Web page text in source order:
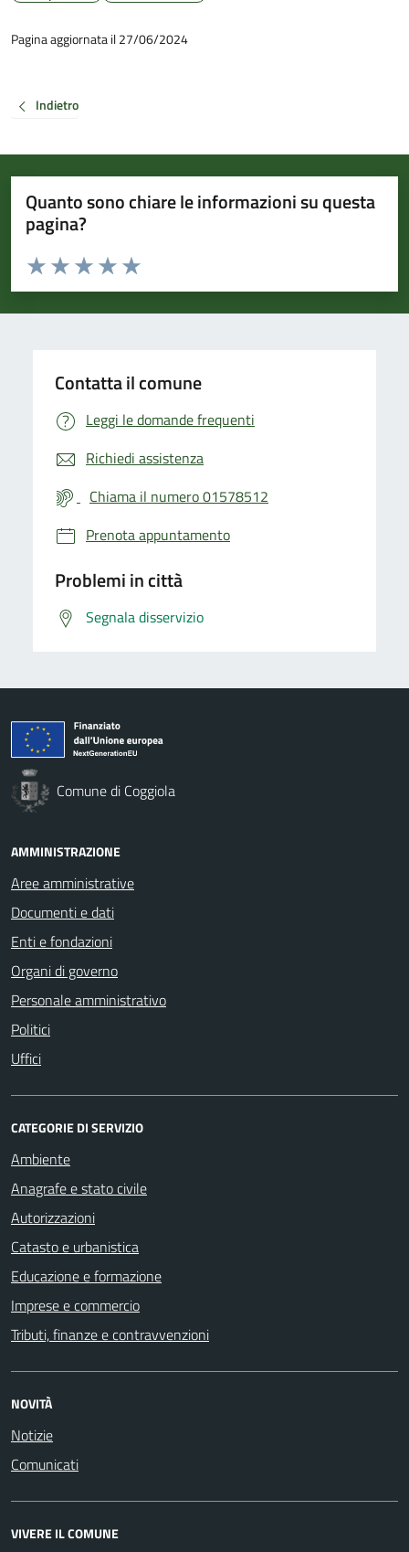
Pagina aggiornata il 27/06/2024
Indietro
Quanto sono chiare le informazioni su questa
pagina?
Valuta da 1 a 5 stelle la pagina
Valuta 5 stelle su 5
Valuta 4 stelle su 5
Valuta 3 stelle su 5
Valuta 2 stelle su 5
Valuta 1 stelle su 5
Contatta il comune
Leggi le domande frequenti
Richiedi assistenza
Chiama il numero 01578512
Prenota appuntamento
Problemi in città
Segnala disservizio
Comune di Coggiola
AMMINISTRAZIONE
Aree amministrative
Documenti e dati
Enti e fondazioni
Organi di governo
Personale amministrativo
Politici
Uffici
CATEGORIE DI SERVIZIO
Ambiente
Anagrafe e stato civile
Autorizzazioni
Catasto e urbanistica
Educazione e formazione
Imprese e commercio
Tributi, finanze e contravvenzioni
NOVITÀ
Notizie
Comunicati
VIVERE IL COMUNE